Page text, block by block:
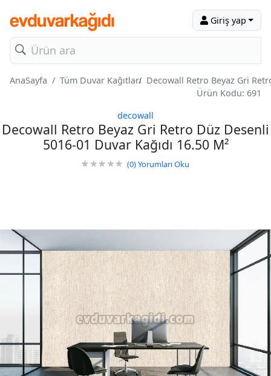
Giriş yap
AnaSayfa Tüm Duvar Kağıtları Decowall Retro Beyaz Gri
Ürün Kodu: 691
decowall
Decowall Retro Beyaz Gri Retro Düz Desenli
5016-01 Duvar Kağıdı 16.50 M²
(0)Yorumları Oku